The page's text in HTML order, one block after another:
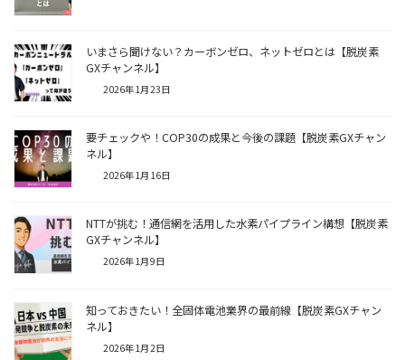
いまさら聞けない？カーボンゼロ、ネットゼロとは【脱炭素
GXチャンネル】
2026年1月23日
要チェックや！COP30の成果と今後の課題【脱炭素GXチャン
ネル】
2026年1月16日
NTTが挑む！通信網を活用した水素パイプライン構想【脱炭素
GXチャンネル】
2026年1月9日
知っておきたい！全固体電池業界の最前線【脱炭素GXチャン
ネル】
2026年1月2日